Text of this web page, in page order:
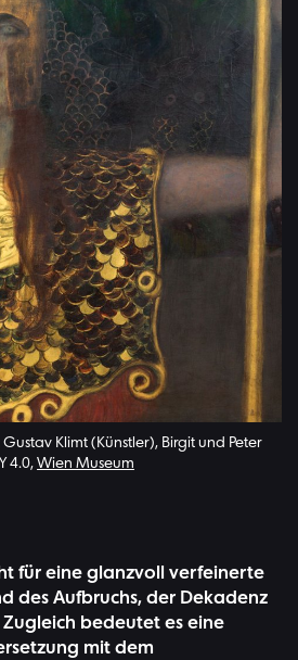
Klimt (Künstler), Birgit und Peter
4.0, Wien Museum
für eine glanzvoll verfeinerte
des Aufbruchs, der Dekadenz
bedeutet es eine
mit dem